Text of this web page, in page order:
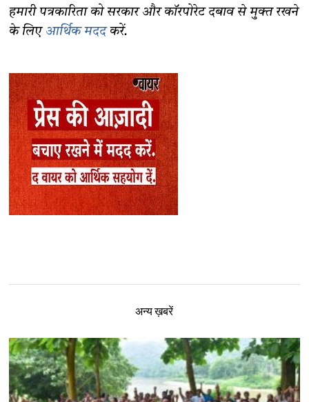
हमारी पत्रकारिता को सरकार और कॉरपोरेट दबाव से मुक्त रखने
के लिए आर्थिक मददकरें.
अन्य ख़बरें